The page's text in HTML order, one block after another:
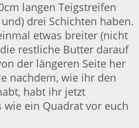
langen Teigstreifen
drei Schichten haben.
etwas breiter (nicht
restliche Butter darauf
der längeren Seite her
nachdem, wie ihr den
habt ihr jetzt
ein Quadrat vor euch